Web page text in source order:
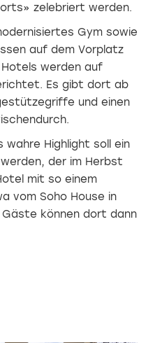
zelebriert werden.
Gym sowie
auf dem Vorplatz
Hotels werden auf
Es gibt dort ab
und einen
wahre Highlight soll ein
der im Herbst
mit so einem
vom Soho House in
Gäste können dort dann